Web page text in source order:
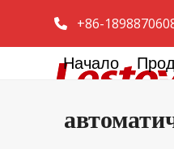
съдържанието
+86-
Начало